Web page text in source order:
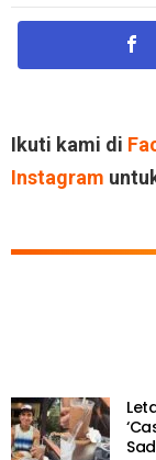
Ikuti kami di
Instagram